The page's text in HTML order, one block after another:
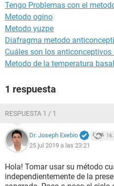
Tengo Problemas con el
Metodo ogino
Metodo yuzpe
Diafragma metodo
Cuáles son los anticonceptivos
Metodo de la temperatura basal
1 respuesta
RESPUESTA 1 / 1
Dr. Joseph Exebio
25 jul 2019 a las 23:21
Hola! Tomar usar su método
independientemente de la